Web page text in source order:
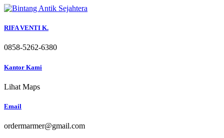
Skip
content
RIFA VENTI K.
0858-5262-6380
Kantor Kami
Lihat Maps
Email
ordermarmer@gmail.com